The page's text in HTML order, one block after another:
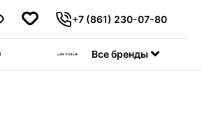
+7 (861) 230-07-80
Jetour55
Все бренды